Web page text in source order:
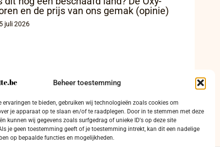
Beheer toestemming
ervaringen te bieden, gebruiken wij technologieën zoals cookies om
je apparaat op te slaan en/of te raadplegen. Door in te stemmen met deze
kunnen wij gegevens zoals surfgedrag of unieke ID's op deze site
je geen toestemming geeft of je toestemming intrekt, kan dit een nadelige
op bepaalde functies en mogelijkheden.
en de prijs van ons gemak (opinie)
juli 2026